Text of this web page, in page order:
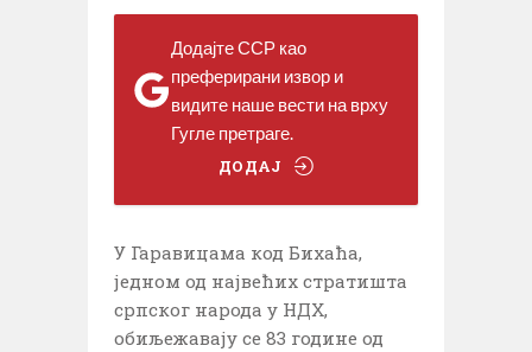
Додајте ССР као
преферирани извор и
видите наше вести на врху
Гугле претраге.
ДОДАЈ
У Гаравицама код Бихаћа,
једном од највећих стратишта
српског народа у НДХ,
обиљежавају се 83 године од